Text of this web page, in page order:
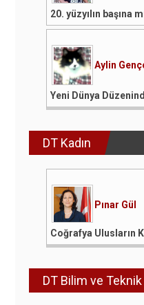
20. yüzyılın başına
Aylin
Yeni Dünya
DT Kadın
Pınar Gül
Coğrafya Ulusların
DT Bilim ve Teknik